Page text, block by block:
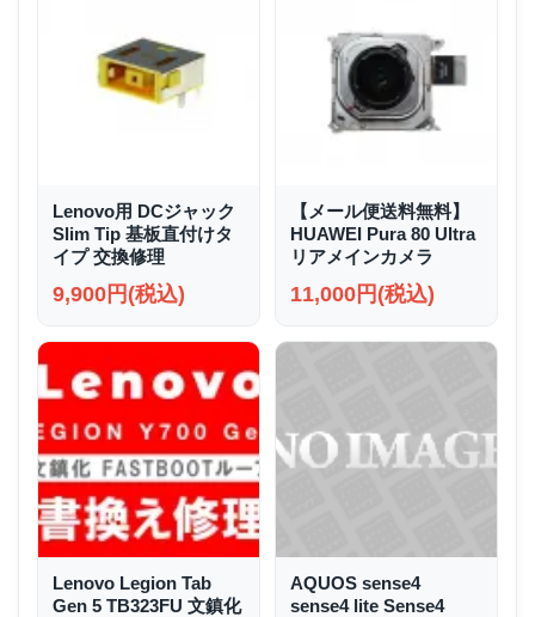
Lenovo用 DCジャック
Slim Tip 基板直付けタ
イプ 交換修理
9,900円(税込)
【メール便送料無料】
HUAWEI Pura 80 Ultra
リアメインカメラ
11,000円(税込)
Lenovo Legion Tab
Gen 5 TB323FU 文鎮化
AQUOS sense4
sense4 lite Sense4